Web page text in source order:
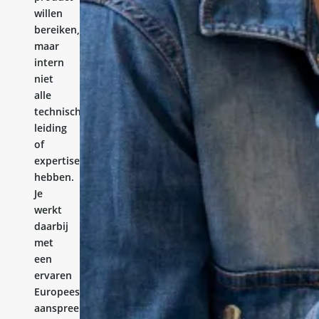
willen
bereiken,
maar
intern
niet
alle
technische
leiding
of
expertise
hebben.
Je
werkt
daarbij
met
een
ervaren
Europees
aanspreekpunt.